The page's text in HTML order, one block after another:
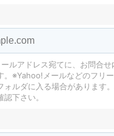
ルアドレス宛てに、お問合せ
※Yahoo!メールなどのフリ
ルダに入る場合があります。
下さい。